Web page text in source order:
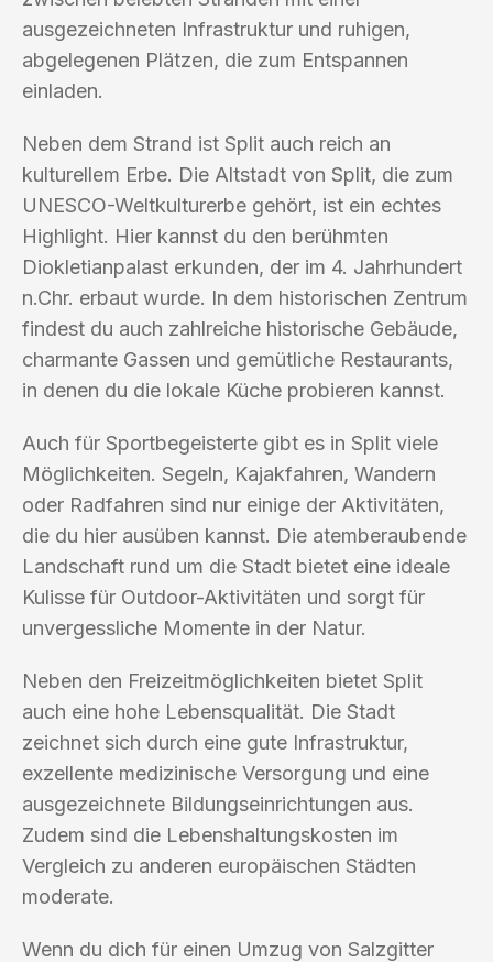
ausgezeichneten Infrastruktur und ruhigen,
abgelegenen Plätzen, die zum Entspannen
einladen.
Neben dem Strand ist Split auch reich an
kulturellem Erbe. Die Altstadt von Split, die zum
UNESCO-Weltkulturerbe gehört, ist ein echtes
Highlight. Hier kannst du den berühmten
Diokletianpalast erkunden, der im 4. Jahrhundert
n.Chr. erbaut wurde. In dem historischen Zentrum
findest du auch zahlreiche historische Gebäude,
charmante Gassen und gemütliche Restaurants,
in denen du die lokale Küche probieren kannst.
Auch für Sportbegeisterte gibt es in Split viele
Möglichkeiten. Segeln, Kajakfahren, Wandern
oder Radfahren sind nur einige der Aktivitäten,
die du hier ausüben kannst. Die atemberaubende
Landschaft rund um die Stadt bietet eine ideale
Kulisse für Outdoor-Aktivitäten und sorgt für
unvergessliche Momente in der Natur.
Neben den Freizeitmöglichkeiten bietet Split
auch eine hohe Lebensqualität. Die Stadt
zeichnet sich durch eine gute Infrastruktur,
exzellente medizinische Versorgung und eine
ausgezeichnete Bildungseinrichtungen aus.
Zudem sind die Lebenshaltungskosten im
Vergleich zu anderen europäischen Städten
moderate.
Wenn du dich für einen Umzug von Salzgitter